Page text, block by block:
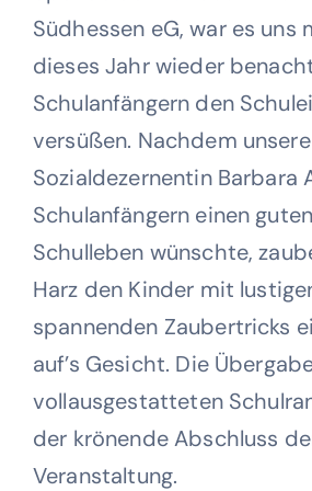
Was wir
Wohltätigkeit
Kontakt
Südhessen eG, war es uns
dieses Jahr wieder
Schulanfängern den
versüßen. Nachdem unsere
Sozialdezernentin Barbara
Schulanfängern einen
Schulleben wünschte,
Harz den Kinder mit
spannenden Zaubertricks
auf’s Gesicht. Die
vollausgestatteten
der krönende Abschluss
Veranstaltung.